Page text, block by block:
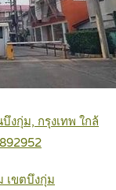
งกุ่ม, กรุงเทพ ใกล้
เขตบึงกุ่ม